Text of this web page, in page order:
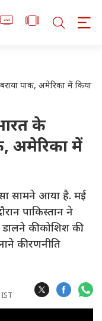
पाक, अमेरिका में किया
के
अमेरिका में
सामने आया है. मई
पाकिस्तान ने
की कोशिश की.
की रणनीति